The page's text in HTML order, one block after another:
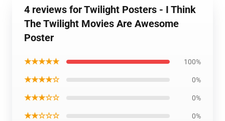
4 reviews for Twilight Posters - I Think
The Twilight Movies Are Awesome
Poster
★★★★★ 100%
★★★★☆ 0%
★★★☆☆ 0%
★★☆☆☆ 0%